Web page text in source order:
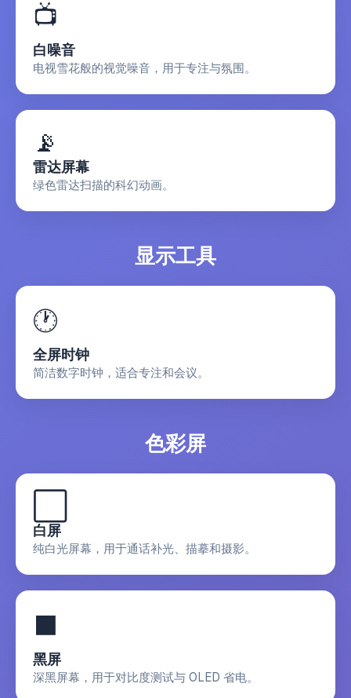
📺
白噪音
电视雪花般的视觉噪音，用于专注与氛围。
📡
雷达屏幕
绿色雷达扫描的科幻动画。
显示工具
🕐
全屏时钟
简洁数字时钟，适合专注和会议。
色彩屏
白屏
纯白光屏幕，用于通话补光、描摹和摄影。
⬛
黑屏
深黑屏幕，用于对比度测试与 OLED 省电。